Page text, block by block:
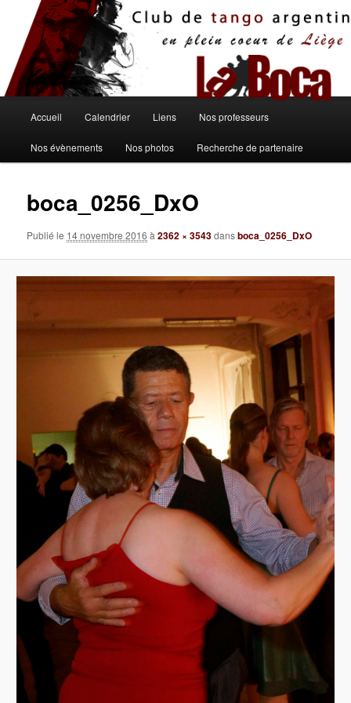
contenu
principal
principal
Accueil Calendrier Liens Nos professeurs
Nos évènements Nos photos Recherche de partenaire
boca_0256_DxO
Publié le 14 novembre 2016 à2362 × 3543dansboca_0256_DxO